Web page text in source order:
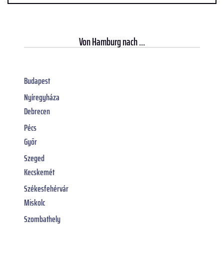
VonHamburgnach ...
Budapest
Nyíregyháza
Debrecen
Pécs
Győr
Szeged
Kecskemét
Székesfehérvár
Miskolc
Szombathely